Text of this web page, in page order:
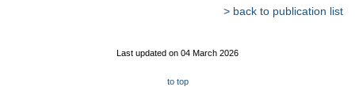
> back to publication list
Last updated on 04 March 2026
to top